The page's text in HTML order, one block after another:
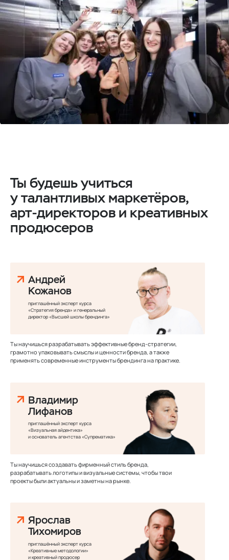
Ты будешь учиться
у талантливых маркетёров,
арт-директоров и креативных
продюсеров
Андрей
Кожанов
приглашённый эксперт курса
«Стратегия бренда» и генеральный
директор «Высшей школы брендинга»
Ты научишься разрабатывать эффективные бренд-стратегии,
грамотно упаковывать смыслы и ценности бренда, а также
применять современные инструменты брендинга на практике.
Владимир
Лифанов
приглашённый эксперт курса
«Визуальная айдентика»
и основатель агентства «Супрематика»
Ты научишься создавать фирменный стиль бренда,
разрабатывать логотипы и визуальные системы, чтобы твои
проекты были актуальны и заметны на рынке.
Ярослав
Тихомиров
приглашённый эксперт курса
«Креативные методологии»
и креативный продюсер